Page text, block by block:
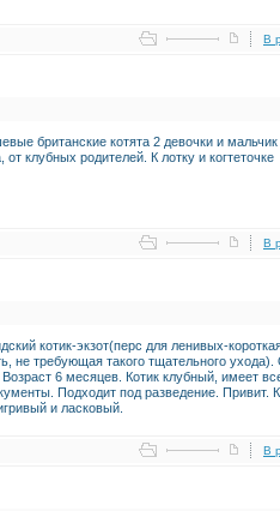
В
британские котята 2 девочки и мальчик
от клубных родителей. К лотку и когтеточке
В
котик-экзот(перс для ленивых-
не требующая такого тщательного ухода).
6 месяцев. Котик клубный, имеет
Подходит под разведение. Привит. К
и ласковый.
В